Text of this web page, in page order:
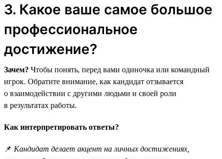
3. Какое ваше самое большое
профессиональное
достижение?
Зачем? Чтобы понять, перед вами одиночка или командный
игрок. Обратите внимание, как кандидат отзывается
о взаимодействии с другими людьми и своей роли
в результатах работы.
Как интерпретировать ответы?
📌 Кандидат делает акцент на личных достижениях,